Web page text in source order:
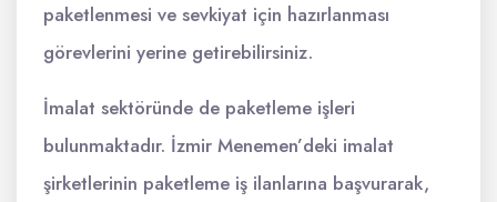
paketlenmesi ve sevkiyat için hazırlanması
görevlerini yerine getirebilirsiniz.
İmalat sektöründe de paketleme işleri
bulunmaktadır. İzmir Menemen’deki imalat
şirketlerinin paketleme iş ilanlarına başvurarak,